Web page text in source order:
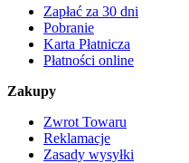
Zapłać za 30 dni
Pobranie
Karta Płatnicza
Płatności online
Zakupy
Zwrot Towaru
Reklamacje
Zasady wysyłki